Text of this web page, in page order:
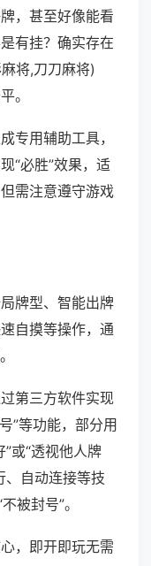
，甚至好像能看
有挂？确实存在
将,刀刀麻将)
。
专用辅助工具，
“必胜”效果，适
需注意遵守游戏
牌型、智能出牌
自摸等操作，通
第三方软件实现
”等功能，部分用
或“透视他人牌
、自动连接等技
被封号”。
，即开即玩无需